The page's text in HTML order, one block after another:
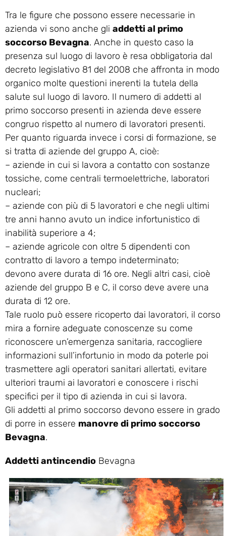
Tra le figure che possono essere necessarie in
azienda vi sono anche gli addetti al primo
soccorso Bevagna. Anche in questo caso la
presenza sul luogo di lavoro è resa obbligatoria dal
decreto legislativo 81 del 2008 che affronta in modo
organico molte questioni inerenti la tutela della
salute sul luogo di lavoro. Il numero di addetti al
primo soccorso presenti in azienda deve essere
congruo rispetto al numero di lavoratori presenti.
Per quanto riguarda invece i corsi di formazione, se
si tratta di aziende del gruppo A, cioè:
– aziende in cui si lavora a contatto con sostanze
tossiche, come centrali termoelettriche, laboratori
nucleari;
– aziende con più di 5 lavoratori e che negli ultimi
tre anni hanno avuto un indice infortunistico di
inabilità superiore a 4;
– aziende agricole con oltre 5 dipendenti con
contratto di lavoro a tempo indeterminato;
devono avere durata di 16 ore. Negli altri casi, cioè
aziende del gruppo B e C, il corso deve avere una
durata di 12 ore.
Tale ruolo può essere ricoperto dai lavoratori, il corso
mira a fornire adeguate conoscenze su come
riconoscere un’emergenza sanitaria, raccogliere
informazioni sull’infortunio in modo da poterle poi
trasmettere agli operatori sanitari allertati, evitare
ulteriori traumi ai lavoratori e conoscere i rischi
specifici per il tipo di azienda in cui si lavora.
Gli addetti al primo soccorso devono essere in grado
di porre in essere manovre di primo soccorso
Bevagna.
Addetti antincendio Bevagna